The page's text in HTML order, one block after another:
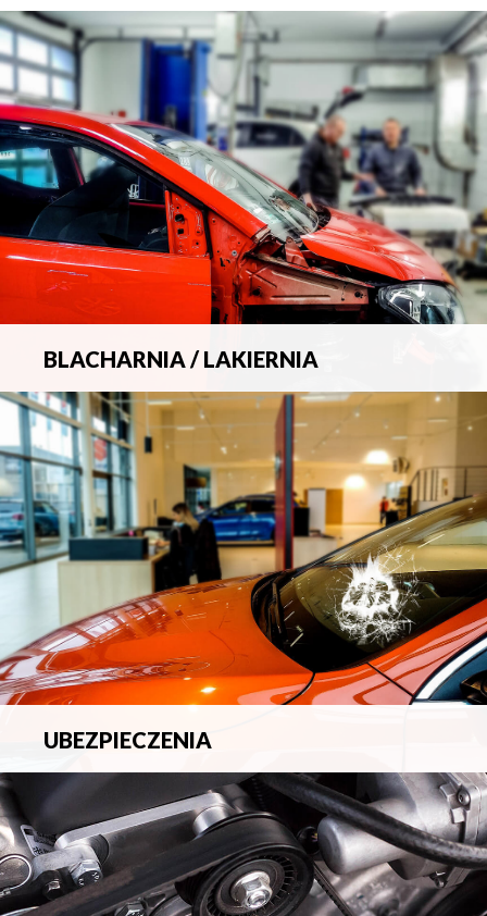
BLACHARNIA / LAKIERNIA
Kompleksowa obsługa wszelkich napraw
blacharsko-lakierniczych.
UBEZPIECZENIA
Pełna ochrona ubezpieczeniowa w zakresie wszelkich